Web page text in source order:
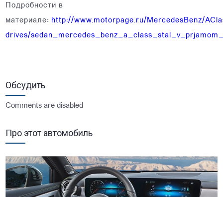
Подробности в
материале: http://www.motorpage.ru/MercedesBenz/
drives/
Обсудить
Comments are disabled
Про этот автомобиль